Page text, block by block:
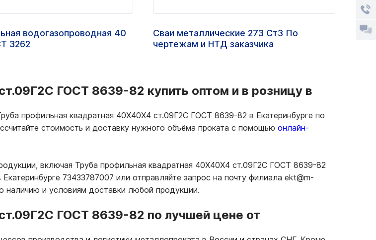
водогазопроводная 40
3262
Сваи металлические 273 Ст3 По
чертежам и НТД заказчика
ГОСТ 8639-82 купить оптом и в розницу в
профильная квадратная 40Х40Х4 ст.09Г2С ГОСТ 8639-82 в Екатеринбурге по
стоимость и доставку нужного объёма проката с помощью онлайн-
включая Труба профильная квадратная 40Х40Х4 ст.09Г2С ГОСТ 8639-82
73433787007 или отправляйте запрос на почту филиала ekt@m-
наличию и условиям доставки любой продукции.
ГОСТ 8639-82 по лучшей цене от